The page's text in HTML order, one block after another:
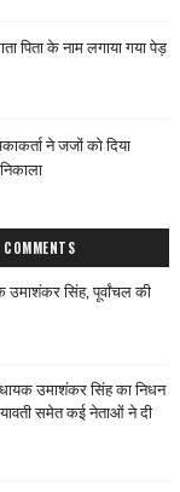
के नाम लगाया गया पेड़
ने जजों को दिया
COMMENTS
सिंह, पूर्वांचल की
उमाशंकर सिंह का निधन
समेत कई नेताओं ने दी